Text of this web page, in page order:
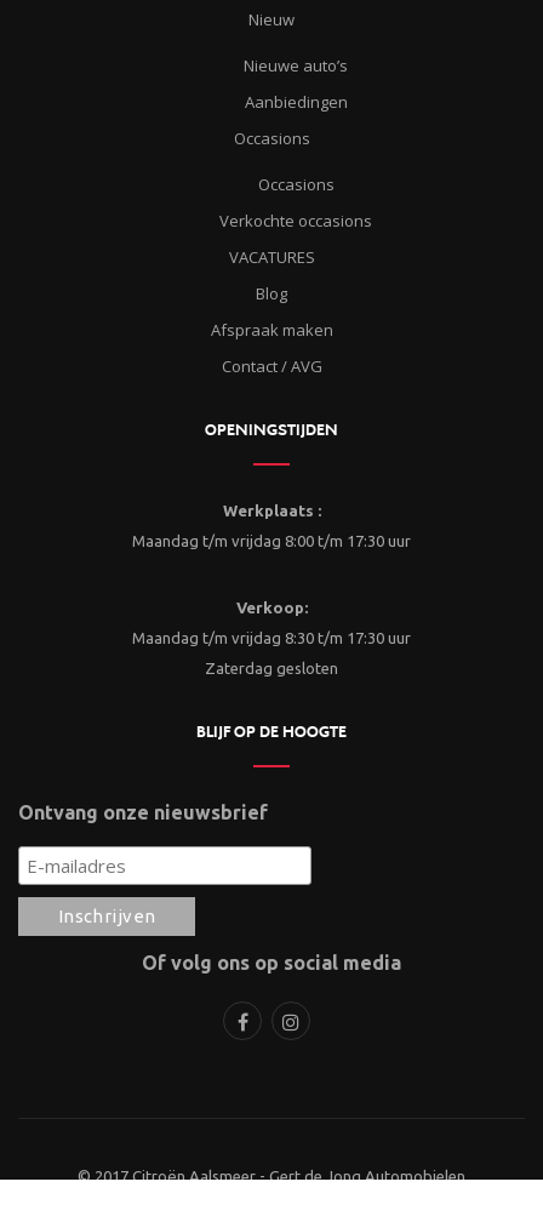
Nieuw
Nieuwe auto’s
Aanbiedingen
Occasions
Occasions
Verkochte occasions
VACATURES
Blog
Afspraak maken
Contact / AVG
OPENINGSTIJDEN
Werkplaats :
Maandag t/m vrijdag 8:00 t/m 17:30 uur
Verkoop:
Maandag t/m vrijdag 8:30 t/m 17:30 uur
Zaterdag gesloten
BLIJF OP DE HOOGTE
Ontvang onze nieuwsbrief
Of volg ons op social media
© 2017 Citroën Aalsmeer - Gert de Jong Automobielen